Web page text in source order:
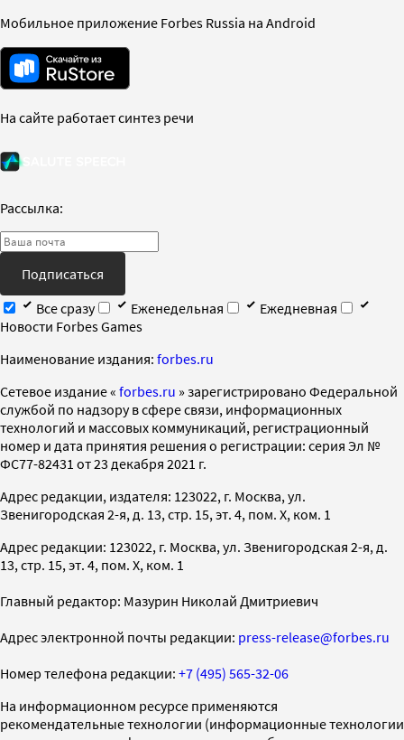
Мобильное приложение Forbes Russia на Android
На сайте работает синтез речи
Рассылка:
Подписаться
Все сразу
Еженедельная
Ежедневная
Новости Forbes Games
Наименование издания: forbes.ru
Cетевое издание « forbes.ru » зарегистрировано Федеральной
службой по надзору в сфере связи, информационных
технологий и массовых коммуникаций, регистрационный
номер и дата принятия решения о регистрации: серия Эл №
ФС77-82431 от 23 декабря 2021 г.
Адрес редакции, издателя: 123022, г. Москва, ул.
Звенигородская 2-я, д. 13, стр. 15, эт. 4, пом. X, ком. 1
Адрес редакции: 123022, г. Москва, ул. Звенигородская 2-я, д.
13, стр. 15, эт. 4, пом. X, ком. 1
Главный редактор: Мазурин Николай Дмитриевич
Адрес электронной почты редакции: press-release@forbes.ru
Номер телефона редакции: +7 (495) 565-32-06
На информационном ресурсе применяются
рекомендательные технологии (информационные технологии